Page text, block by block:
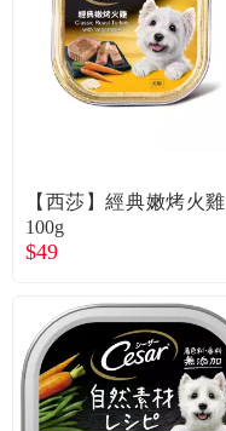
【西莎】經典嫩烤火雞
100g
$49